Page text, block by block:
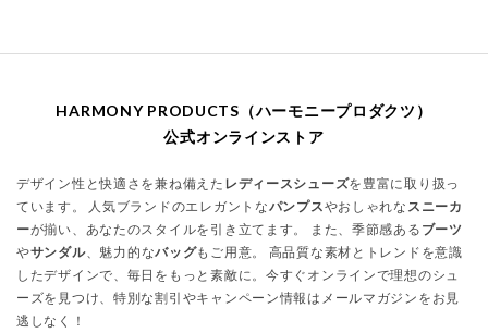
HARMONY PRODUCTS（ハーモニープロダクツ）
公式オンラインストア
デザイン性と快適さを兼ね備えた レディースシューズを豊富に取り扱っ
ています。 人気ブランドのエレガントなパンプスやおしゃれな スニーカ
ーが揃い、あなたのスタイルを引き立てます。 また、季節感ある ブーツ
やサンダル、魅力的なバッグもご用意。 高品質な素材とトレンドを意識
したデザインで、毎日をもっと素敵に。今すぐオンラインで理想のシュ
ーズを見つけ、特別な割引やキャンペーン情報はメールマガジンをお見
逃しなく！